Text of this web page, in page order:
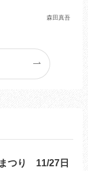
森田真吾
つり 11/27日